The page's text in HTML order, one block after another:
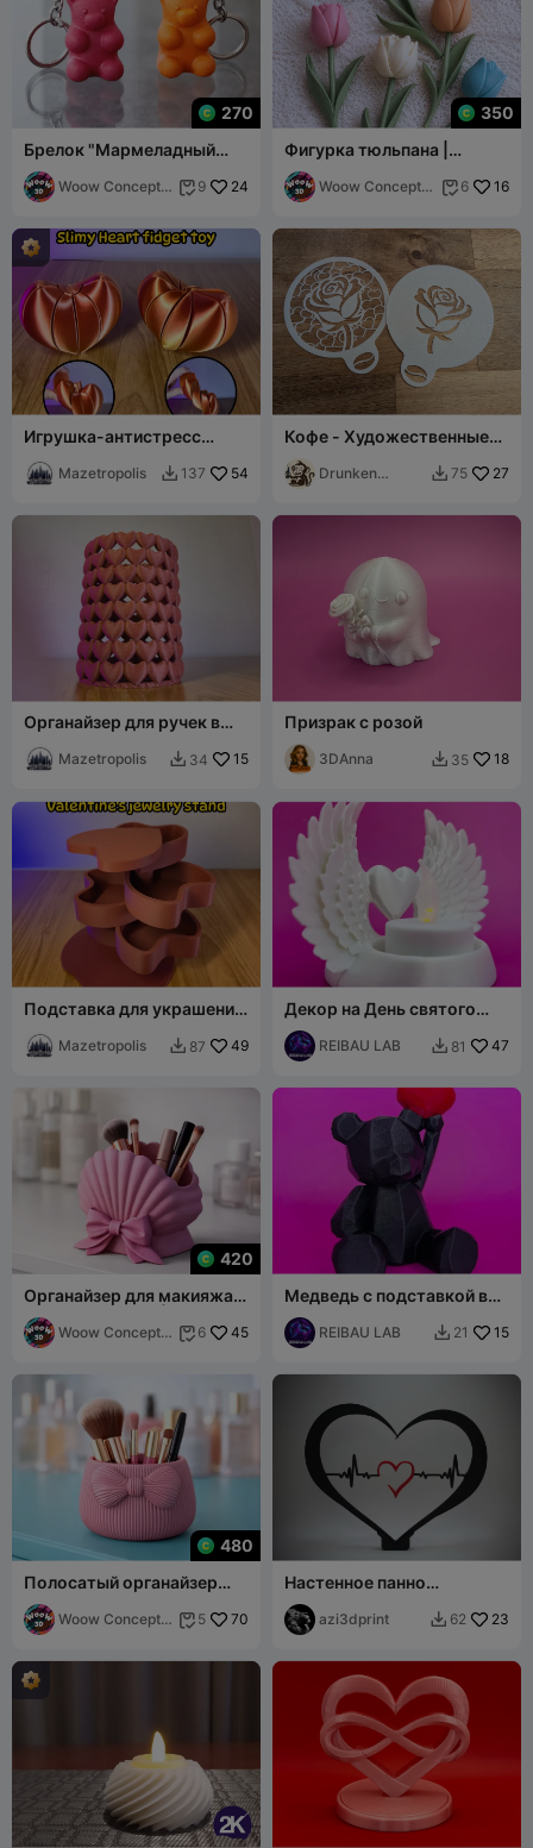
270
Брелок "Мармеладный
мишка"
Woow Concept
 9 24
350
Фигурка тюльпана |
Весенний цветочный букет
Woow Concept
 6 16
Игрушка-антистресс
фиджет на основе
Mazetropolis  137 54
Кофе - Художественные
(розы)Drunken
 75 27
Органайзер для ручек в
настольный держатель из
Mazetropolis  34 15
Призрак с розой
3DAnna  35 18
Подставка для украшений
вращающийся органайзер
лотками
Mazetropolis  87 49
Декор на День святого
Валентина в виде
крылатого сердца
REIBAU LAB  81 47
420
Органайзер для макияжа в
форме ракушки |
Держатель для кистей с
бантиком
Woow Concept
 6 45
Медведь с подставкой в
виде сердца
REIBAU LAB  21 15
480
Полосатый органайзер
для макияжа с бантом
Woow Concept
 5 70
Настенное панно
"Сердцебиение" —
отдельно стоящий декор
azi3dprint  62 23